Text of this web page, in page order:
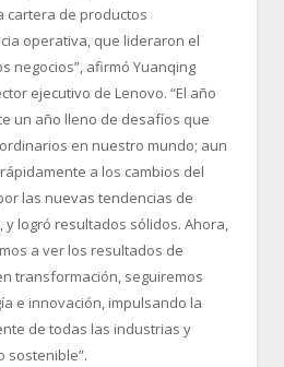
cartera de productos
operativa, que lideraron el
negocios”, afirmó Yuanqing
ejecutivo de Lenovo. “El año
un año lleno de desafíos que
en nuestro mundo; aun
a los cambios del
las nuevas tendencias de
logró resultados sólidos. Ahora,
a ver los resultados de
transformación, seguiremos
e innovación, impulsando la
de todas las industrias y
sostenible”.